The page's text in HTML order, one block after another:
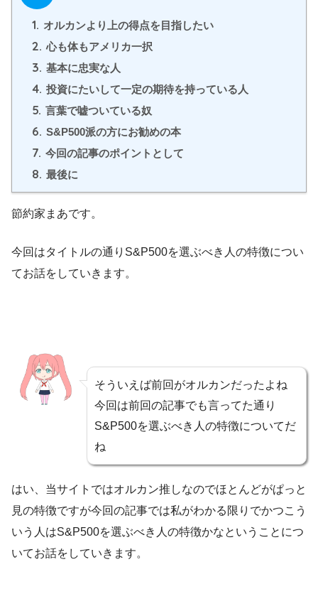
1. オルカンより上の得点を目指したい
2. 心も体もアメリカ一択
3. 基本に忠実な人
4. 投資にたいして一定の期待を持っている人
5. 言葉で嘘ついている奴
6. S&P500派の方にお勧めの本
7. 今回の記事のポイントとして
8. 最後に
節約家まあです。
今回はタイトルの通りS&P500を選ぶべき人の特徴につい
てお話をしていきます。
そういえば前回がオルカンだったよね
今回は前回の記事でも言ってた通り
S&P500を選ぶべき人の特徴についてだ
ね
はい、当サイトではオルカン推しなのでほとんどがぱっと
見の特徴ですが今回の記事では私がわかる限りでかつこう
いう人はS&P500を選ぶべき人の特徴かなということにつ
いてお話をしていきます。